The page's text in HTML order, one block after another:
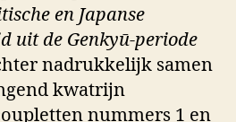
en Japanse
uit de Genkyū-periode
nadrukkelijk samen
kwatrijn
nummers 1 en